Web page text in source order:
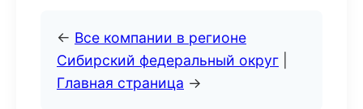
← Все компании в регионе
Сибирский федеральный округ
Главная страница →